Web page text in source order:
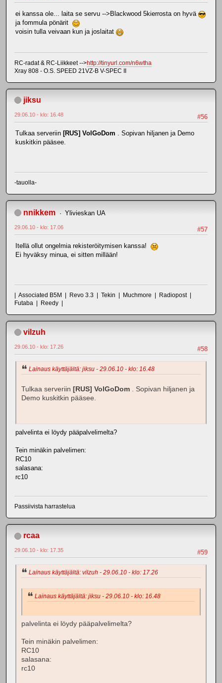
ei kanssa ole... laita se servu -->Blackwood 5kierrosta on hyvä
ja fommula pönärit
voisin tulla veivaan kun ja joslaitat
RC-radat & RC-Liikkeet -->http://tinyurl.com/n6wtha
Xray 808 - O.S. SPEED 21VZ-B V-SPEC II
jiksu
#56
29.06.10 - klo: 16.48
Tulkaa serveriin [RUS] VolGoDom . Sopivan hiljanen ja Demo
kuskitkin pääsee.
-tauolla-
nnikkem Ylivieskan UA
#57
29.06.10 - klo: 17.06
Itellä ollut ongelmia rekisteröitymisen kanssa!
Ei hyväksy minua, ei sitten millään!
| Associated B5M | Revo 3.3 | Tekin | Muchmore | Radiopost |
Futaba | Reedy |
vilzuh
#58
29.06.10 - klo: 17.26
Lainaus käyttäjältä: jiksu - 29.06.10 - klo: 16.48
Tulkaa serveriin [RUS] VolGoDom
. Sopivan hiljanen ja
Demo kuskitkin pääsee.
palvelinta ei löydy pääpalvelimelta?
Tein minäkin palvelimen:
RC10
salasana:
rc10
Passiivista harrastelua
rcaa
#59
29.06.10 - klo: 17.35
Lainaus käyttäjältä: vilzuh - 29.06.10 - klo: 17.26
Lainaus käyttäjältä: jiksu - 29.06.10 - klo: 16.48
palvelinta ei löydy pääpalvelimelta?
Tein minäkin palvelimen:
RC10
salasana:
rc10